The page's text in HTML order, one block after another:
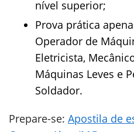
nível superior;
Prova prática
Operador de
Eletricista,
Máquinas Leves e
Soldador.
Prepare-se: Apostila de